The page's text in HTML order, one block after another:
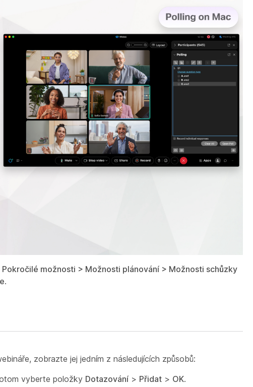
Pokročilé možnosti > Možnosti plánování > Možnosti schůzky
.
zobrazte jej jedním z následujících způsobů:
vyberte položky Dotazování > Přidat > OK.